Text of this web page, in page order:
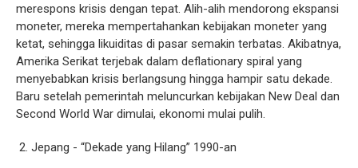
merespons krisis dengan tepat. Alih-alih mendorong ekspansi
moneter, mereka mempertahankan kebijakan moneter yang
ketat, sehingga likuiditas di pasar semakin terbatas. Akibatnya,
Amerika Serikat terjebak dalam deflationary spiral yang
menyebabkan krisis berlangsung hingga hampir satu dekade.
Baru setelah pemerintah meluncurkan kebijakan New Deal dan
Second World War dimulai, ekonomi mulai pulih.
2. Jepang - “Dekade yang Hilang” 1990-an